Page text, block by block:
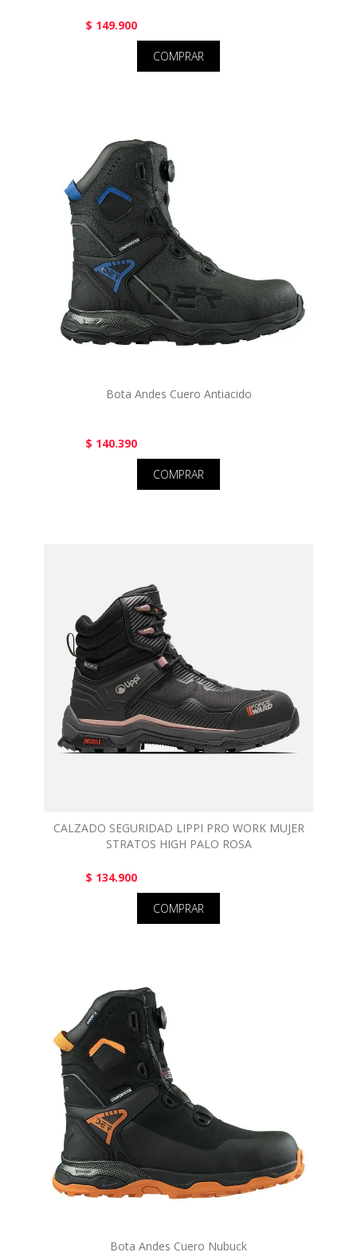
$ 149.900
COMPRAR
Bota Andes Cuero Antiacido
$ 140.390
COMPRAR
CALZADO SEGURIDAD LIPPI PRO WORK MUJER
STRATOS HIGH PALO ROSA
$ 134.900
COMPRAR
Bota Andes Cuero Nubuck